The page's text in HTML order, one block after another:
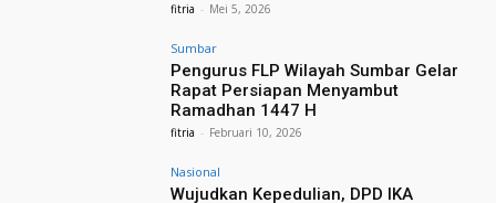
fitria - Mei 5, 2026
Sumbar
Pengurus FLP Wilayah Sumbar Gelar
Rapat Persiapan Menyambut
Ramadhan 1447 H
fitria - Februari 10, 2026
Nasional
Wujudkan Kepedulian, DPD IKA